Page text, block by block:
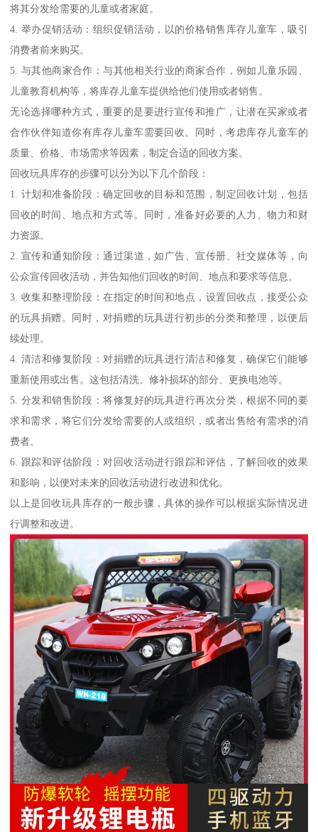
将其分发给需要的儿童或者家庭。
4. 举办促销活动：组织促销活动，以的价格销售库存儿童车，吸引
消费者前来购买。
5. 与其他商家合作：与其他相关行业的商家合作，例如儿童乐园、
儿童教育机构等，将库存儿童车提供给他们使用或者销售。
无论选择哪种方式，重要的是要进行宣传和推广，让潜在买家或者
合作伙伴知道你有库存儿童车需要回收。同时，考虑库存儿童车的
质量、价格、市场需求等因素，制定合适的回收方案。
回收玩具库存的步骤可以分为以下几个阶段：
1. 计划和准备阶段：确定回收的目标和范围，制定回收计划，包括
回收的时间、地点和方式等。同时，准备好必要的人力、物力和财
力资源。
2. 宣传和通知阶段：通过渠道，如广告、宣传册、社交媒体等，向
公众宣传回收活动，并告知他们回收的时间、地点和要求等信息。
3. 收集和整理阶段：在指定的时间和地点，设置回收点，接受公众
的玩具捐赠。同时，对捐赠的玩具进行初步的分类和整理，以便后
续处理。
4. 清洁和修复阶段：对捐赠的玩具进行清洁和修复，确保它们能够
重新使用或出售。这包括清洗、修补损坏的部分、更换电池等。
5. 分发和销售阶段：将修复好的玩具进行再次分类，根据不同的要
求和需求，将它们分发给需要的人或组织，或者出售给有需求的消
费者。
6. 跟踪和评估阶段：对回收活动进行跟踪和评估，了解回收的效果
和影响，以便对未来的回收活动进行改进和优化。
以上是回收玩具库存的一般步骤，具体的操作可以根据实际情况进
行调整和改进。